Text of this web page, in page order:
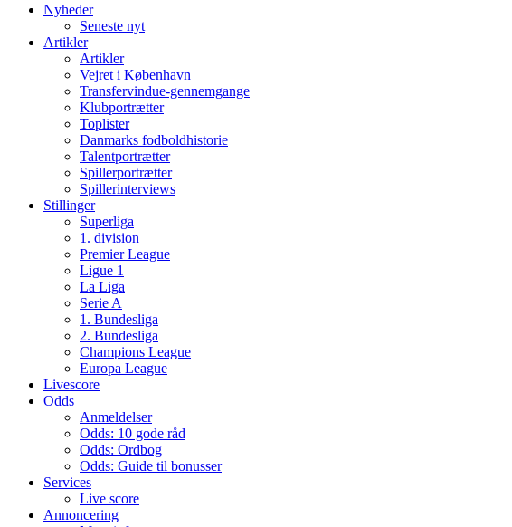
Nyheder
Seneste nyt
Artikler
Artikler
Vejret i København
Transfervindue-gennemgange
Klubportrætter
Toplister
Danmarks fodboldhistorie
Talentportrætter
Spillerportrætter
Spillerinterviews
Stillinger
Superliga
1. division
Premier League
Ligue 1
La Liga
Serie A
1. Bundesliga
2. Bundesliga
Champions League
Europa League
Livescore
Odds
Anmeldelser
Odds: 10 gode råd
Odds: Ordbog
Odds: Guide til bonusser
Services
Live score
Annoncering